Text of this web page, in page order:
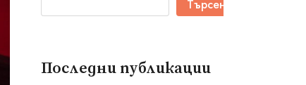
Търсене
Последни публикации